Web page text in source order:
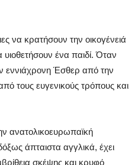
να κρατήσουν την οικογένειά
ένα παιδί. Όταν
εννιάχρονη Έσθερ από την
τους ευγενικούς τρόπους και
ανατολικοευρωπαϊκή
άπταιστα αγγλικά, έχει
σκέψης και κρυφό